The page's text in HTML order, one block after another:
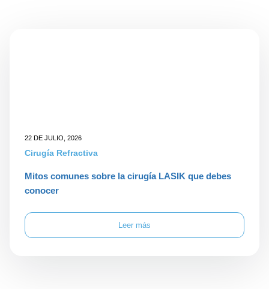
22 DE JULIO, 2026
Cirugía Refractiva
Mitos comunes sobre la cirugía LASIK que debes
conocer
Leer más